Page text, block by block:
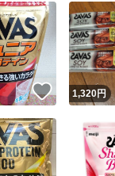
いいね！
1,320円